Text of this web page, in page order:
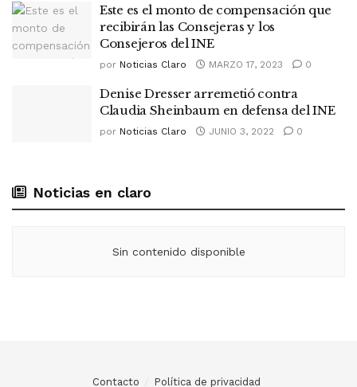
Este es el monto de compensación que
recibirán las Consejeras y los
Consejeros del INE
por Noticias Claro MARZO 17, 2023 0
Denise Dresser arremetió contra
Claudia Sheinbaum en defensa del INE
por Noticias Claro JUNIO 3, 2022 0
Noticias en claro
Sin contenido disponible
Contacto Política de privacidad